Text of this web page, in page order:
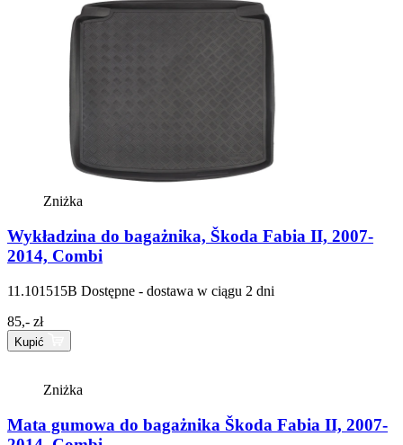
Zniżka
Wykładzina do bagażnika, Škoda Fabia II, 2007-
2014, Combi
11.101515B Dostępne - dostawa w ciągu 2 dni
85,- zł
Kupić
Zniżka
Mata gumowa do bagażnika Škoda Fabia II, 2007-